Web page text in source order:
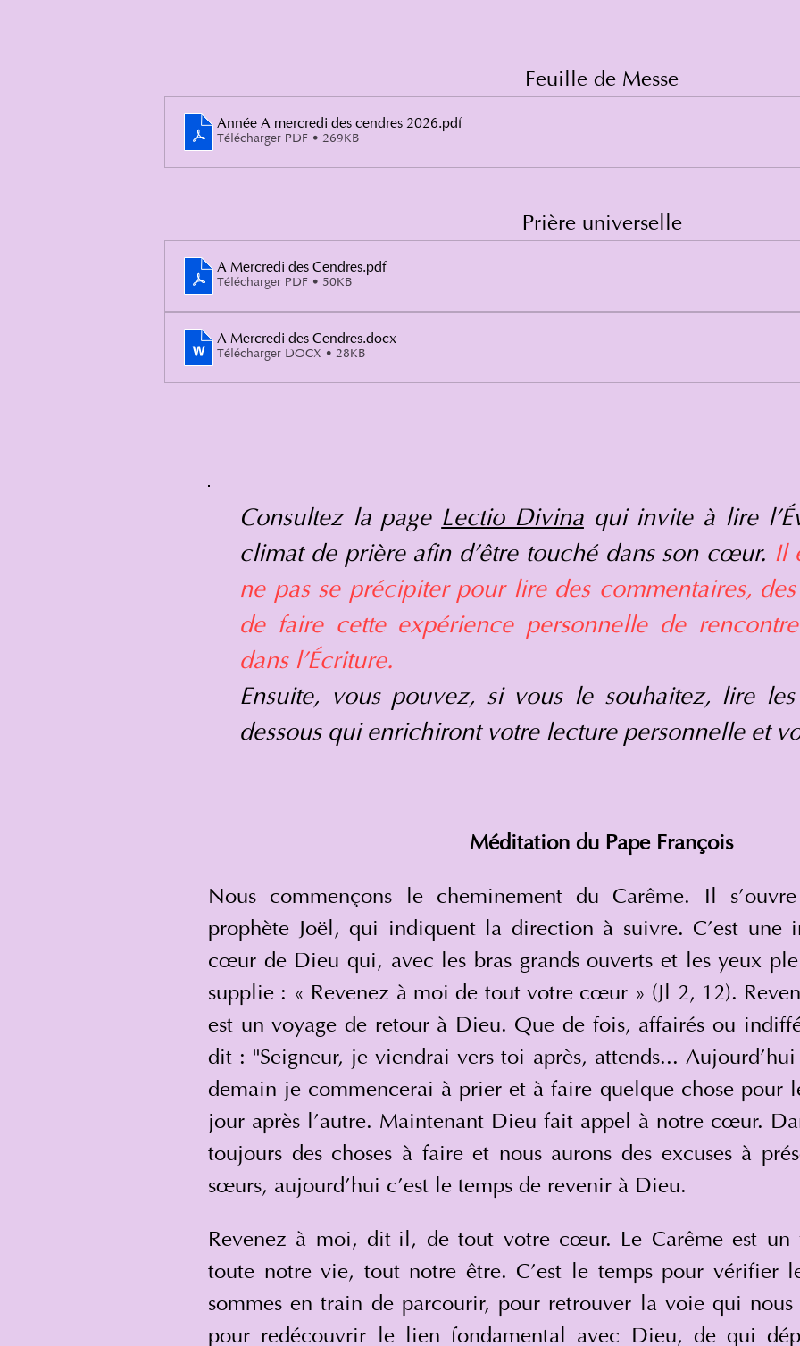
Feuille de Messe
Année A mercredi des cendres 2026.pdf
Télécharger PDF • 269KB
Prière universelle
A Mercredi des Cendres.pdf
Télécharger PDF • 50KB
A Mercredi des Cendres.docx
Télécharger DOCX • 28KB
Consultez la page Lectio Divinaqui invite à lire
climat de prière afin d'être touché dans son cœur. Il
ne pas se précipiter pour lire des commentaires,
de faire cette expérience personnelle de
dans l'Écriture.
Ensuite, vous pouvez, si vous le souhaitez, lire
dessous qui enrichiront votre lecture personnelle et
Méditation du Pape François
Nous commençons le cheminement du Carême. Il
prophète Joël, qui indiquent la direction à suivre. C’est
cœur de Dieu qui, avec les bras grands ouverts et les yeux
supplie : « Revenez à moi de tout votre cœur » (Jl 2, 12).
est un voyage de retour à Dieu. Que de fois, affairés ou
dit : "Seigneur, je viendrai vers toi après, attends...
demain je commencerai à prier et à faire quelque chose pour
jour après l’autre. Maintenant Dieu fait appel à notre cœur.
toujours des choses à faire et nous aurons des excuses à
sœurs, aujourd’hui c’est le temps de revenir à Dieu.
Revenez à moi, dit-il, de tout votre cœur. Le Carême est un
toute notre vie, tout notre être. C’est le temps pour vérifier
sommes en train de parcourir, pour retrouver la voie qui
pour redécouvrir le lien fondamental avec Dieu, de qui